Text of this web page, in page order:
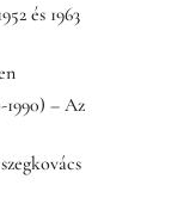
és 1963
– Az